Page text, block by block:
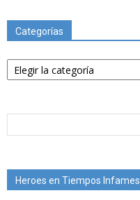
Categorías
Categorías
Heroes en Tiempos Infames